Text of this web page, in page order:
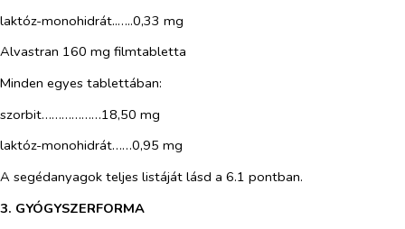
laktóz-monohidrát..…..0,33 mg
Alvastran 160 mg filmtabletta
Minden egyes tablettában:
szorbit………………18,50 mg
laktóz-monohidrát……0,95 mg
A segédanyagok teljes listáját lásd a 6.1 pontban.
3. GYÓGYSZERFORMA